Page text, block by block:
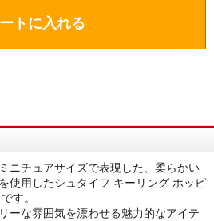
トに入れる
ニチュアサイズで表現した、柔らかい
使用したシュタイフ キーリング ホッピ
す。
ーな雰囲気を漂わせる魅力的なアイテ